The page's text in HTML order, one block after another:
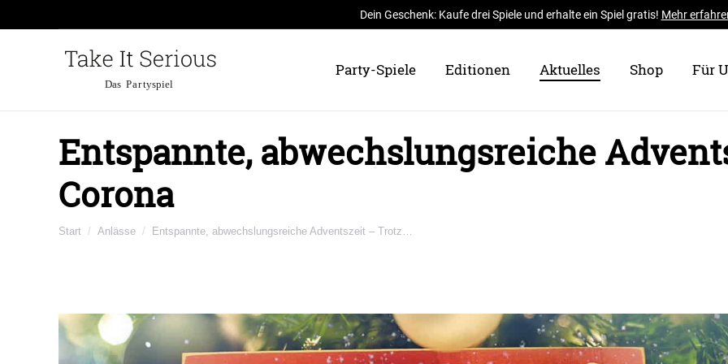
Dein Geschenk: Kaufe drei Spiele und erhalte ein Spiel gratis! Mehr
Party-Spiele Editionen Aktuelles Shop Für
Entspannte, abwechslungsreiche
Corona
Sie befinden sich hier:
Start Anlässe Entspannte, abwechslungsreiche Adventszeit – Trotz…